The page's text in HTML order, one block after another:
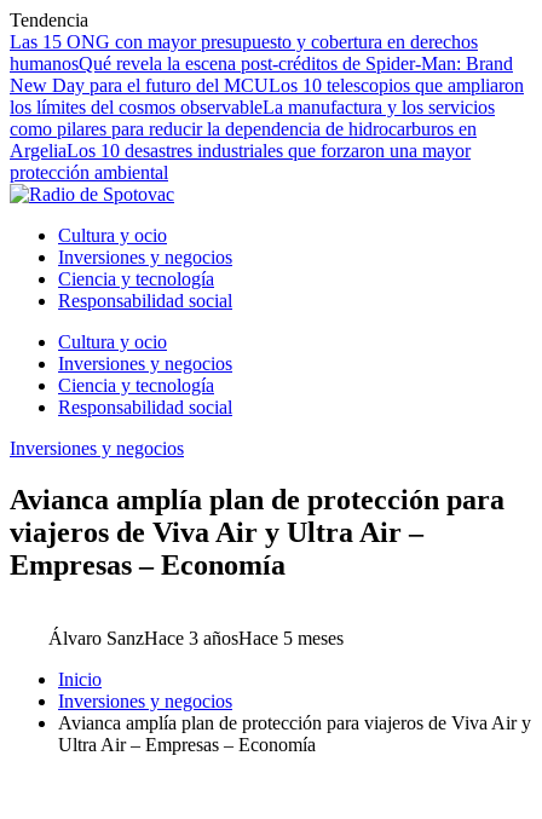
Tendencia
Las 15 ONG con mayor presupuesto y cobertura en derechos
humanosQué revela la escena post-créditos de Spider-Man: Brand
New Day para el futuro del MCULos 10 telescopios que ampliaron
los límites del cosmos observableLa manufactura y los servicios
como pilares para reducir la dependencia de hidrocarburos en
ArgeliaLos 10 desastres industriales que forzaron una mayor
protección ambiental
Cultura y ocio
Inversiones y negocios
Ciencia y tecnología
Responsabilidad social
Cultura y ocio
Inversiones y negocios
Ciencia y tecnología
Responsabilidad social
Inversiones y negocios
Avianca amplía plan de protección para
viajeros de Viva Air y Ultra Air –
Empresas – Economía
Álvaro SanzHace 3 añosHace 5 meses
Inicio
Inversiones y negocios
Avianca amplía plan de protección para viajeros de Viva Air y
Ultra Air – Empresas – Economía